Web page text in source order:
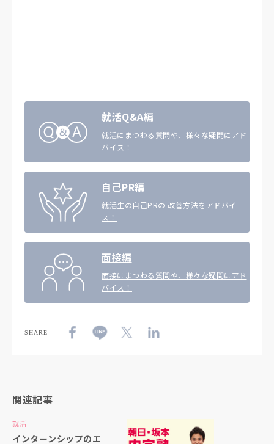
就活Q&A編
就活にまつわる質問や、様々な疑問にアド
バイス！
自己PR編
就活生の自己PRの 改善方法をアドバイ
ス！
面接編
面接にまつわる質問や、様々な疑問にアド
バイス！
SHARE
関連記事
就活
インターンシップのエ